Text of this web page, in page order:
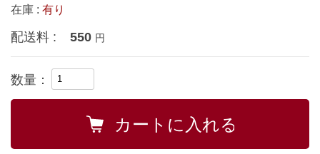
在庫 : 有り
配送料 : 550 円
数量：